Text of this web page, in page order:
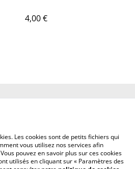
4,00 €
Cookies
Les cookies sont de petits fichiers qui
vous utilisez nos services afin
pouvez en savoir plus sur ces cookies
utilisés en cliquant sur « Paramètres des